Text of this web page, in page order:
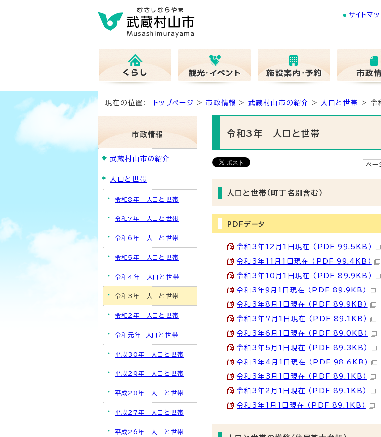
サイトマ
現在の位置： トップページ >市政情報 > 武蔵村山市の紹介 > 人口と世帯 > 令
令和3年 人口と世帯
ペ
人口と世帯（町丁名別含む）
PDFデータ
令和3年12月1日現在 （PDF 99.5KB）
令和3年11月1日現在 （PDF 99.4KB）
令和3年10月1日現在 （PDF 89.9KB）
令和3年9月1日現在 （PDF 89.9KB）
令和3年8月1日現在 （PDF 89.9KB）
令和3年7月1日現在 （PDF 89.1KB）
令和3年6月1日現在 （PDF 89.0KB）
令和3年5月1日現在 （PDF 89.3KB）
令和3年4月1日現在 （PDF 98.6KB）
令和3年3月1日現在 （PDF 89.1KB）
令和3年2月1日現在 （PDF 89.1KB）
令和3年1月1日現在 （PDF 89.1KB）
市政情報
武蔵村山市の紹介
人口と世帯
令和8年 人口と世帯
令和7年 人口と世帯
令和6年 人口と世帯
令和5年 人口と世帯
令和4年 人口と世帯
令和3年 人口と世帯
令和2年 人口と世帯
令和元年 人口と世帯
平成30年 人口と世帯
平成29年 人口と世帯
平成28年 人口と世帯
平成27年 人口と世帯
平成26年 人口と世帯